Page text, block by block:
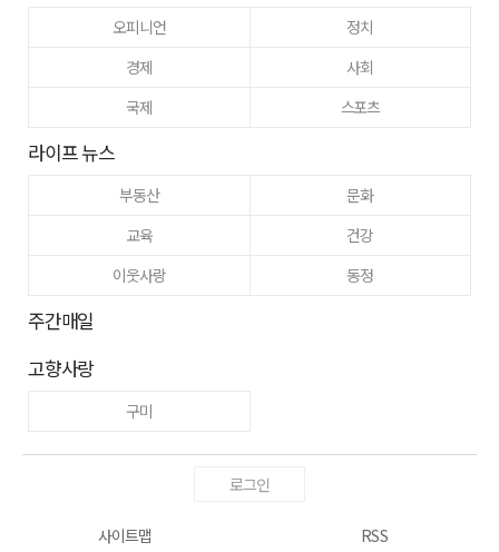
오피니언
정치
경제
사회
국제
스포츠
라이프 뉴스
부동산
문화
교육
건강
이웃사랑
동정
주간매일
고향사랑
구미
로그인
사이트맵 RSS